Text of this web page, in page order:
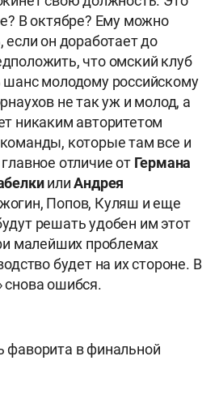
В октябре? Ему можно
он доработает до
что омский клуб
шанс молодому российскому
не так уж и молод, а
никаким авторитетом
которые там все и
отличие от Германа
илиАндрея
Попов, Куляш и еще
решать удобен им этот
малейших проблемах
будет на их стороне. В
снова ошибся.
фаворита в финальной